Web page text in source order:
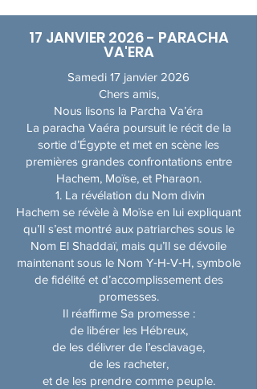
17 JANVIER 2026 - PARACHA
VA'ERA
Samedi 17 janvier 2026
Chers amis,
Nous lisons la Parcha Va’éra
La paracha Vaéra poursuit le récit de la
sortie d’Égypte et met en scène les
premières grandes confrontations entre
Hachem, Moïse, et Pharaon.
1. La révélation du Nom divin
Hachem se révèle à Moïse en lui expliquant
qu’Il s’est montré aux patriarches sous le
Nom El Shaddaï, mais qu’Il se dévoile
maintenant sous le Nom Y‑H‑V‑H, symbole
de fidélité et d’accomplissement des
promesses.
Il réaffirme Sa promesse :
de libérer les Hébreux,
de les délivrer de l’esclavage,
de les racheter,
et de les prendre comme peuple.